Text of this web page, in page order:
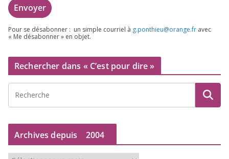
Pour se désa­bon­ner : un simple cour­riel à g.​ponthieu@​orange.​fr avec
« Me désa­bon­ner » en objet.
Rechercher dans « C’est pour dire »
Archives depuis 2004